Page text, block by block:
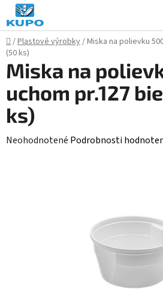
Prejsť
na
obsah
Domov
/Plastové výrobky/Miska na polievku
(50 ks)
Miska na
uchom pr.127
ks)
Priemerné
Neohodnotené Podrobnosti